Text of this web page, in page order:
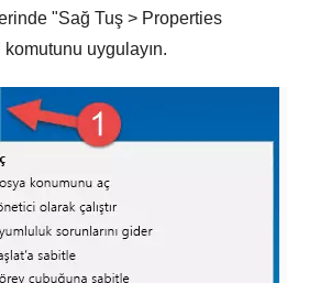
"Sağ Tuş > Properties
komutunu uygulayın.